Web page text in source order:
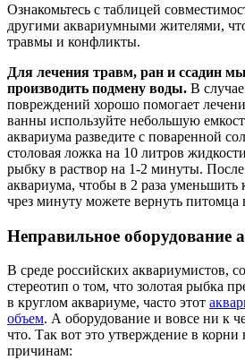
Ознакомьтесь с таблицей
другими аквариумными жителями,
травмы и конфликты.
Для лечения травм, ран и ссадин
производить подмену воды. В
повреждений хорошо помогает
ванны используйте небольшую
аквариума разведите с поваренной
столовая ложка на 10 литров
рыбку в раствор на 1-2 минуты.
аквариума, чтобы в 2 раза уменьшить
чрез минуту можете вернуть питомца
Неправильное оборудование
В среде российских аквариумистов,
стереотип о том, что золотая рыбка
в круглом аквариуме, часто этот
объем. А оборудование и вовсе ни к
что. Так вот это утверждение в
причинам: